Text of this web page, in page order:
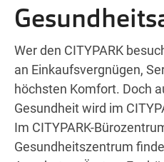
SAMSTAG
Wer den CITYPARK
an Einkaufsvergnügen,
höchsten Komfort. Doch
Gesundheit wird im
Im CITYPARK-
Gesundheitszentrum